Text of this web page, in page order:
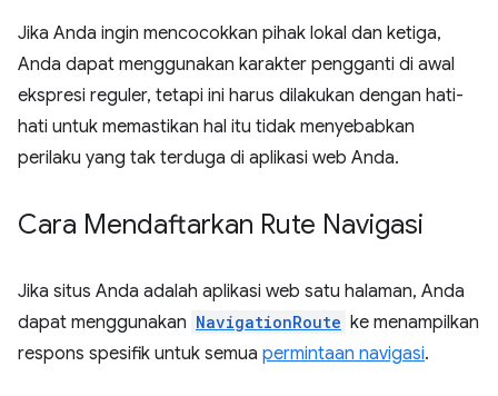
Jika Anda ingin mencocokkan pihak lokal dan ketiga,
Anda dapat menggunakan karakter pengganti di awal
ekspresi reguler, tetapi ini harus dilakukan dengan hati-
hati untuk memastikan hal itu tidak menyebabkan
perilaku yang tak terduga di aplikasi web Anda.
Cara Mendaftarkan Rute Navigasi
Jika situs Anda adalah aplikasi web satu halaman, Anda
dapat menggunakan NavigationRoute ke menampilkan
respons spesifik untuk semua permintaan navigasi.